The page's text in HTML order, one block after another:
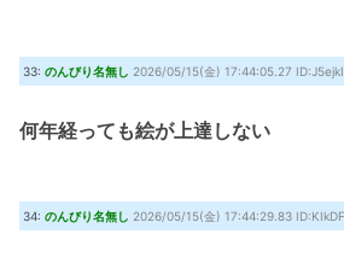
33: のんびり名無し 2026/05/15(金) 17:44:05.27
何年経っても絵が上達しない
34: のんびり名無し 2026/05/15(金) 17:44:29.83